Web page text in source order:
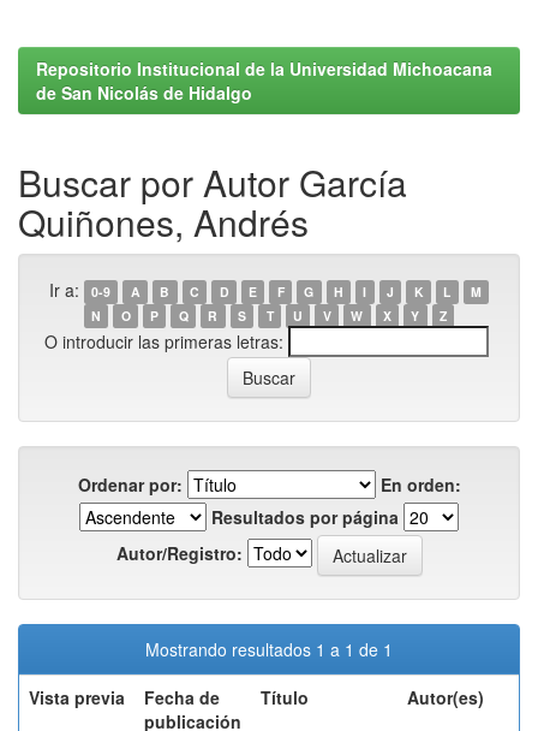
Repositorio Institucional de la Universidad Michoacana
de San Nicolás de Hidalgo
Buscar por Autor García
Quiñones, Andrés
Ir a: 0-9 A B C D E F G H I J K L
M
N
O P Q R S T U V W X Y Z
O introducir las primeras letras:
Ordenar por:
En orden:
Resultados por página
Autor/Registro:
Mostrando resultados 1 a 1 de 1
Vista previa
Fecha de
publicación
Título Autor(es)